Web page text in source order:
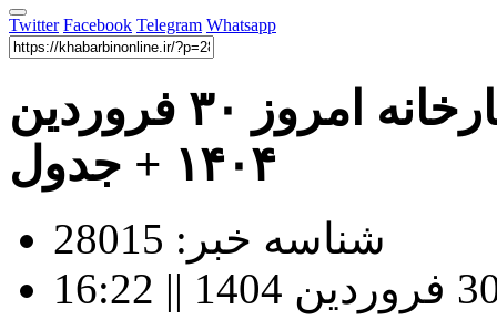
Twitter Facebook Telegram Whatsapp
قیمت محصولات سایپا در کارخانه امروز ۳۰ فروردین
۱۴۰۴ + جدول
شناسه خبر: 28015